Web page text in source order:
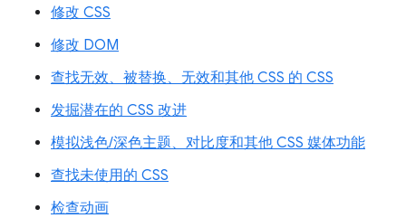
修改 CSS
修改 DOM
查找无效、被替换、无效和其他 CSS 的 CSS
发掘潜在的 CSS 改进
模拟浅色/深色主题、对比度和其他 CSS 媒体功能
查找未使用的 CSS
检查动画